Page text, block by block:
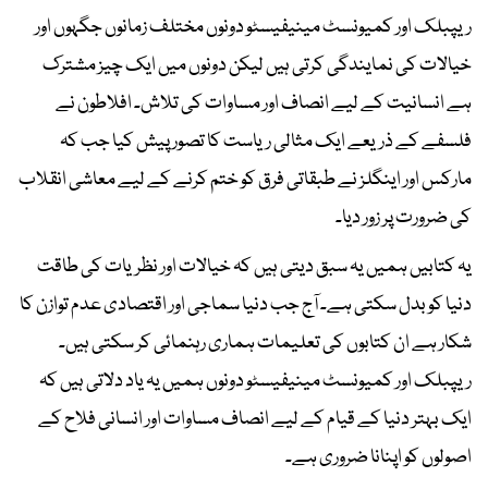
ریپبلک اور کمیونسٹ مینیفیسٹو دونوں مختلف زمانوں جگہوں اور
خیالات کی نمایندگی کرتی ہیں لیکن دونوں میں ایک چیز مشترک
ہے انسانیت کے لیے انصاف اور مساوات کی تلاش۔ افلاطون نے
فلسفے کے ذریعے ایک مثالی ریاست کا تصور پیش کیا جب کہ
مارکس اور اینگلز نے طبقاتی فرق کو ختم کرنے کے لیے معاشی انقلاب
کی ضرورت پر زور دیا۔
یہ کتابیں ہمیں یہ سبق دیتی ہیں کہ خیالات اور نظریات کی طاقت
دنیا کو بدل سکتی ہے۔ آج جب دنیا سماجی اور اقتصادی عدم توازن کا
شکار ہے ان کتابوں کی تعلیمات ہماری رہنمائی کر سکتی ہیں۔
ریپبلک اور کمیونسٹ مینیفیسٹو دونوں ہمیں یہ یاد دلاتی ہیں کہ
ایک بہتر دنیا کے قیام کے لیے انصاف مساوات اور انسانی فلاح کے
اصولوں کو اپنانا ضروری ہے۔